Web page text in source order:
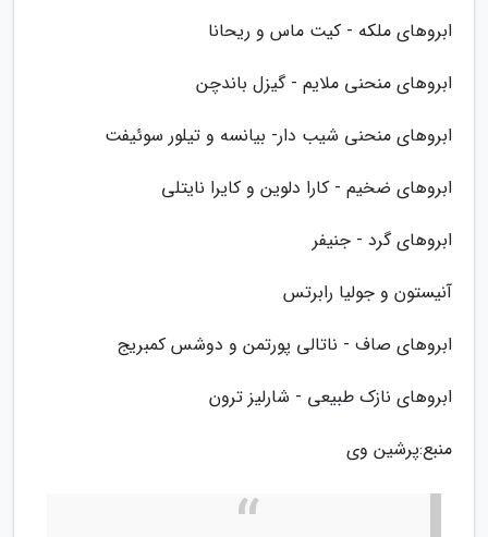
ابروهای ملکه - کیت ماس و ریحانا
ابروهای منحنی ملایم - گیزل باندچن
ابروهای منحنی شیب دار- بیانسه و تیلور سوئیفت
ابروهای ضخیم - کارا دلوین و کایرا نایتلی
ابروهای گرد - جنیفر
آنیستون و جولیا رابرتس
ابروهای صاف - ناتالی پورتمن و دوشس کمبریج
ابروهای نازک طبیعی - شارلیز ترون
منبع:پرشین وی